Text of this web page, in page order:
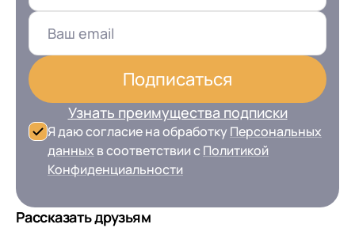
Подписаться
Узнать преимущества подписки
Я даю согласие на обработку Персональных
данных в соответствии сПолитикой
Конфиденциальности
Рассказать друзьям